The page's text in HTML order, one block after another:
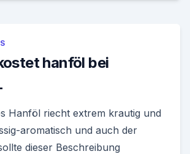
hanföl bei
Hanföl riecht extrem krautig und
aromatisch und auch der
dieser Beschreibung